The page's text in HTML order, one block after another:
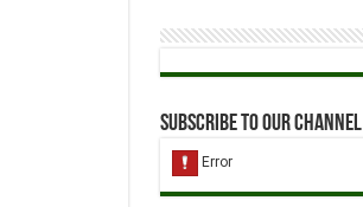
Subscribe to our Channel